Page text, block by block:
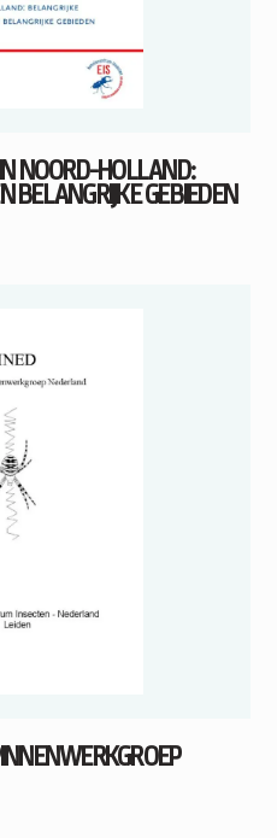
NOORD-HOLLAND:
BELANGRIJKE GEBIEDEN